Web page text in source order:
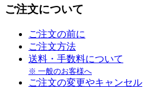
ご注文について
ご注文の前に
ご注文方法
送料・手数料について
※ 一般のお客様へ
ご注文の変更やキャンセル